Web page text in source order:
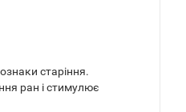
старіння.
ран і стимулює